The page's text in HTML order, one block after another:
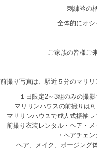
刺繍衿の
全体的にオ
ご家族の皆様ご
前撮り写真は、駅近５分のマリリ
１日限定2～3組のみの撮
マリリンハウスの前撮りは
マリリンハウスで成人式振袖
前撮り衣装レンタル・ヘア・
・ヘアチェ
ヘア、メイク、ポージング